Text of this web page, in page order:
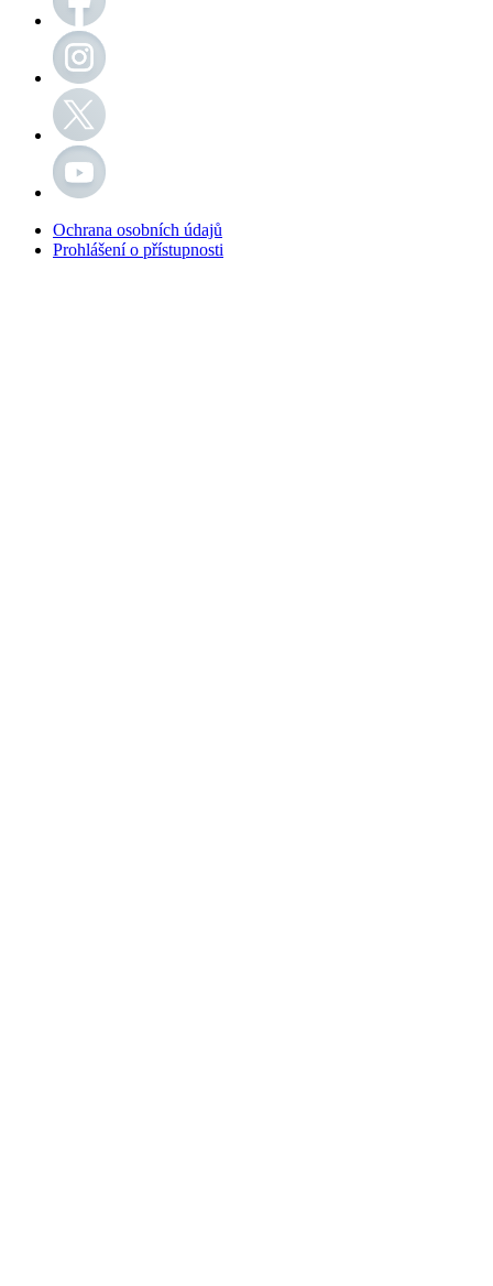
Ochrana osobních údajů
Prohlášení o přístupnosti